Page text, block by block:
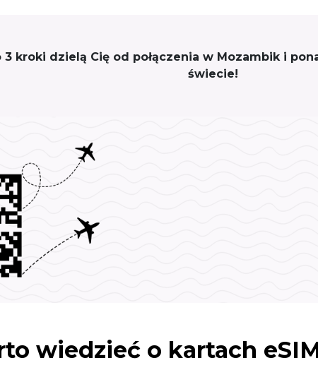
3 kroki dzielą Cię od połączenia w Mozambik i
świecie!
wiedzieć o kartach